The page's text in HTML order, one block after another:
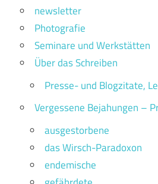
newsletter
Photografie
Seminare und Werkstätten
Über das Schreiben
Presse- und Blogzitate,
Vergessene Bejahungen –
ausgestorbene
das Wirsch-Paradoxon
endemische